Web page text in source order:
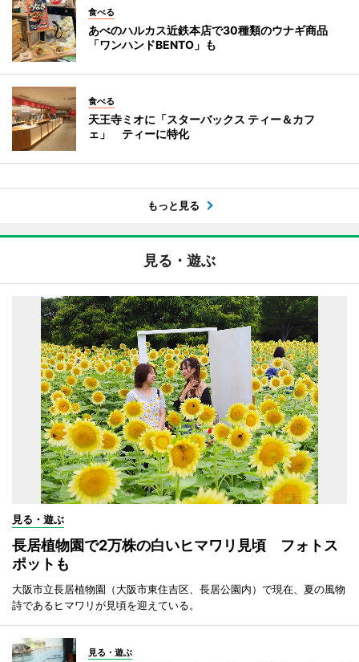
食べる
あべのハルカス近鉄本店で30種類のウナギ商品
「ワンハンドBENTO」も
食べる
天王寺ミオに「スターバックス ティー＆カフ
ェ」 ティーに特化
もっと見る
見る・遊ぶ
見る・遊ぶ
長居植物園で2万株の白いヒマワリ見頃 フォトス
ポットも
大阪市立長居植物園（大阪市東住吉区、長居公園内）で現在、夏の風物
詩であるヒマワリが見頃を迎えている。
見る・遊ぶ